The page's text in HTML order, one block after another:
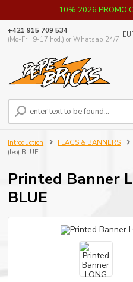
10% 2026 PROMO
+421 915 709 534
(Mo-Fri, 9-17 hod.) or Whatsap 24/7
Introduction FLAGS & BANNERS
(leo) BLUE
Printed Banner
BLUE